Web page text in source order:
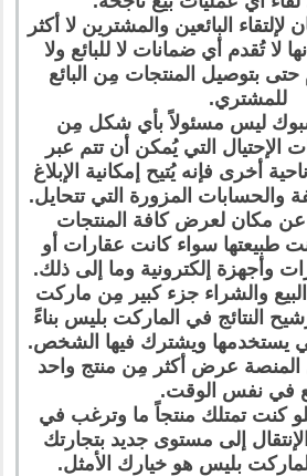
لإلتقاء البائعين والمشترين لا أكثر
لا تُقدم أي ضمانات لا للبائع ولا
بتوصيل المنتجات مِن البائع
للمشتري.
ليس مسئولاً بأي شكل مِن
الإحتيال التي يُمكن أن تتم عبر
أخرى فإنه يُتيح إمكانية الإبلاغ
والحسابات المزورة التي تتحايل.
عن مكان لعرض كافة المنتجات
طبيعتها سواء كانت عقارات أو
وأجهزة إلكترونية وما إلى ذلك.
والشراء جزء كبير مِن ماركت
النتائج في الماركت بليس بناءً
يستخدمها ويشترك فيها الشخص.
المنصة عرض أكثر مِن منتج واحد
في نفس الوقت.
كنت تمتلك منتجاً ما وترغب في
إلى مستوى جديد بتجارتك
الماركت بليس هو خيارك الأمثل.